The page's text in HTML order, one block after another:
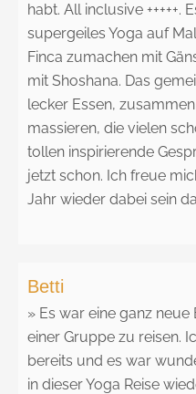
habt. All inclusive +++++.
supergeiles Yoga auf
Finca zumachen mit
mit Shoshana. Das
lecker Essen,
massieren, die vielen
tollen inspirierende
jetzt schon. Ich freue
Jahr wieder dabei sein
Betti
» Es war eine ganz
einer Gruppe zu reisen.
bereits und es war
in dieser Yoga Reise